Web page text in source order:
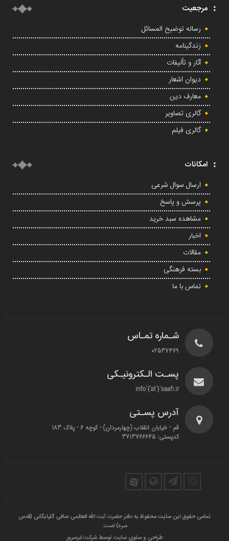
مرجعیت
رساله توضیح المسائل
زندگینامه
آثار و تألیفات
دیوان اشعار
معارف دین
گالری تصاویر
گالری فیلم
امکانات
ارسال سوال شرعی
پرسش و پاسخ
مشاهده سبد خرید
اخبار
مقالات
بسته فرهنگی
تماس با ما
شـماره تمـاس
02537479
پسـت الـکترونیـکی
info`{`at`}`saafi.ir
آدرس پسـتی
قم - خیابان انقلاب (چهارمردان)‌ - کوچه 6 - پلاک 183
کدپستی: 3713766645
تمامی حقوق این سایت محفوظ به دفتر حضرت آیت الله العظمی صافی گلپایگانی (قدس
سره) است.
طراحی و سئوی سایت توسط شرکت ابرسرور